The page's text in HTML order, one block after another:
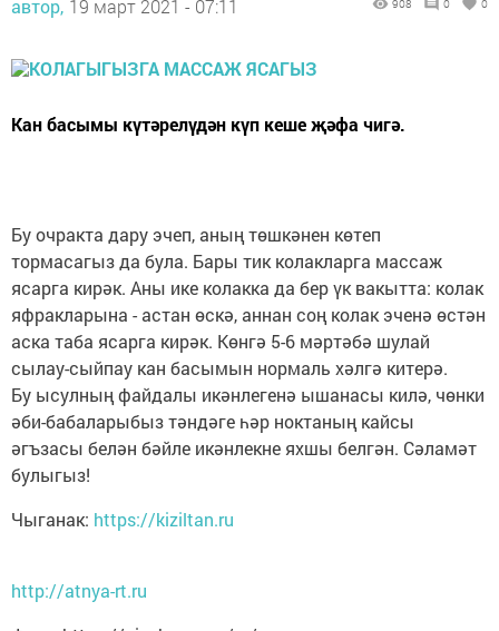
автор, 19 март 2021 - 07:11 908 0 0
Кан басымы күтәрелүдән күп кеше җәфа чигә.
Бу очракта дару эчеп, аның төшкәнен көтеп
тормасагыз да була. Бары тик колакларга массаж
ясарга кирәк. Аны ике колакка да бер үк вакытта: колак
яфракларына - астан өскә, аннан соң колак эченә өстән
аска таба ясарга кирәк. Көнгә 5-6 мәртәбә шулай
сылау-сыйпау кан басымын нормаль хәлгә китерә.
Бу ысулның файдалы икәнлегенә ышанасы килә, чөнки
әби-бабаларыбыз тәндәге һәр ноктаның кайсы
әгъзасы белән бәйле икәнлекне яхшы белгән. Сәламәт
булыгыз!
Чыганак: https://kiziltan.ru
http://atnya-rt.ru